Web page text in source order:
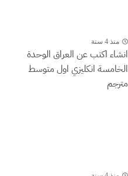
منذ 4 سنة
انشاء اكتب عن العراق الوحدة
الخامسة انكليزي اول متوسط
مترجم